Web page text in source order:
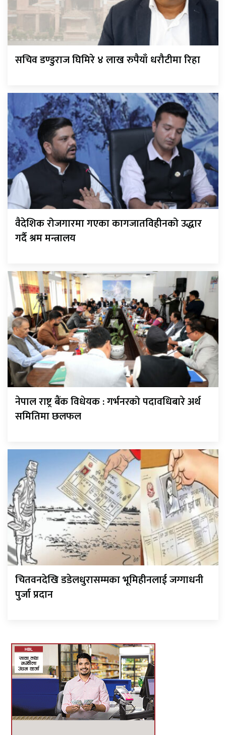
सचिव डण्डुराज घिमिरे ४ लाख रुपैयाँ धरौटीमा रिहा
वैदेशिक रोजगारमा गएका कागजातविहीनको उद्धार
गर्दै श्रम मन्त्रालय
नेपाल राष्ट्र बैंक विधेयक : गर्भनरको पदावधिबारे अर्थ
समितिमा छलफल
चितवनदेखि डडेलधुरासम्मका भूमिहीनलाई जग्गाधनी
पुर्जा प्रदान